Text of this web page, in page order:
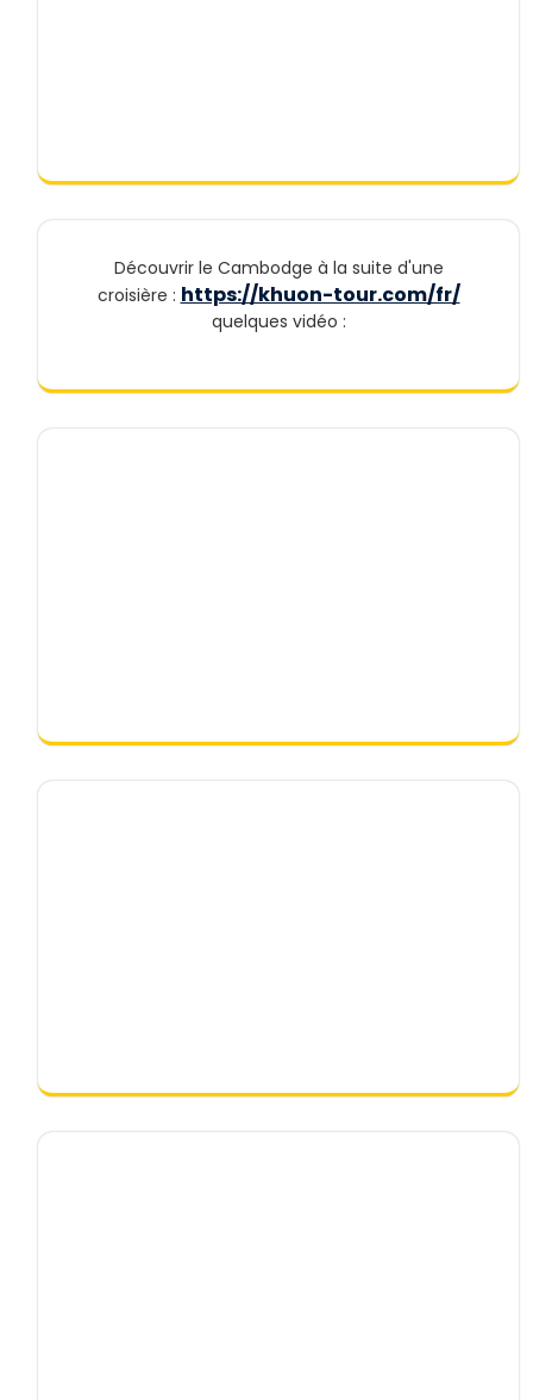
Découvrir le Cambodge à la suite d'une
croisière : https://khuon-tour.com/fr/
quelques vidéo :